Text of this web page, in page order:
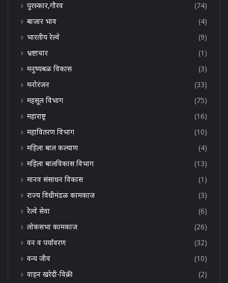
पुरस्कार,गौरव
(74)
बाजार भाव
(4)
भारतीय रेल्वे
(9)
भ्रष्टाचार
(1)
मनुष्यबळ विकास
(3)
मनोरंजन
(33)
महसूल विभाग
(75)
महाराष्ट्र
(16)
महावितरण विभाग
(10)
महिला बाल कल्याण
(4)
महिला बालविकास विभाग
(13)
मानव संसाधन विकास
(1)
राज्य विधीमंडळ कामकाज
(3)
रेल्वे सेवा
(6)
लोकसभा कामकाज
(26)
वन व पर्यावरण
(32)
वन्य जीव
(10)
वाहन खरेदी-विक्री
(2)